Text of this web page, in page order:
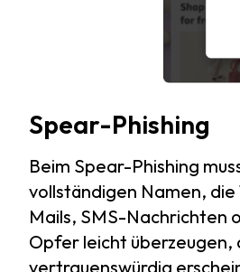
Spear-Phishing
Beim Spear-Phishing
vollständigen Namen, die
Mails, SMS-Nachrichten
Opfer leicht
vertrauenswürdig